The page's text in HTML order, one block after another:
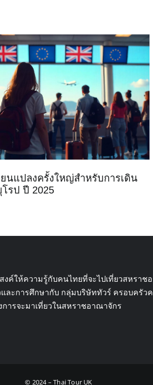
ยนแปลงครั้งใหญ่สำหรับการเดิน
รป ปี 2025
งค์ให้ความรู้กับคนไทยที่จะไปเที่ยวสหราช
และการศึกษากับ กลุ่มบริษัททัวร์ ครอบครัว
ารจะมาเที่ยวในสหราชอาณาจักร
© 2024 – Thai Tour UK